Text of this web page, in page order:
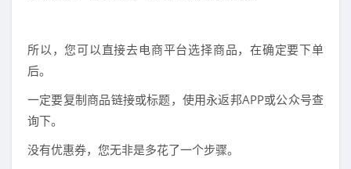
所以，您可以直接去电商平台选择商品，在确定要下单
后。
一定要复制商品链接或标题，使用永返邦APP或公众号查
询下。
没有优惠券，您无非是多花了一个步骤。